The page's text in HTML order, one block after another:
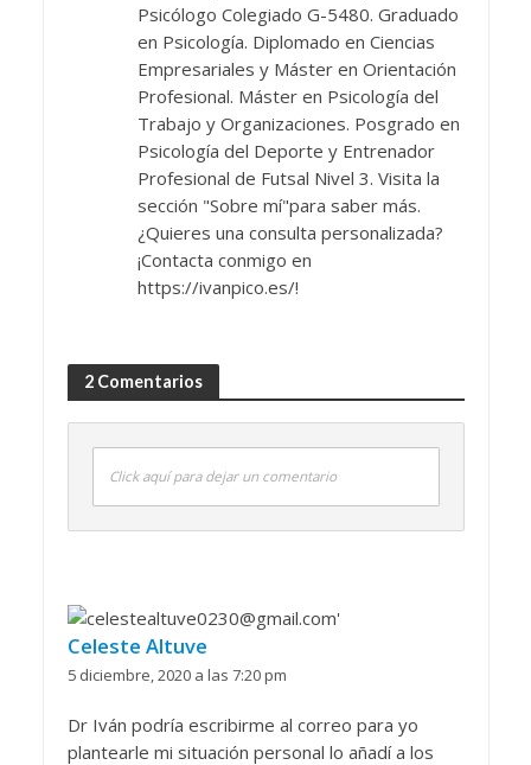
Psicólogo Colegiado G-5480. Graduado
en Psicología. Diplomado en Ciencias
Empresariales y Máster en Orientación
Profesional. Máster en Psicología del
Trabajo y Organizaciones. Posgrado en
Psicología del Deporte y Entrenador
Profesional de Futsal Nivel 3. Visita la
sección "Sobre mí"para saber más.
¿Quieres una consulta personalizada?
¡Contacta conmigo en
https://ivanpico.es/!
2 Comentarios
Click aquí para dejar un comentario
Celeste Altuve
5 diciembre, 2020 a las 7:20 pm
Dr Iván podría escribirme al correo para yo
plantearle mi situación personal lo añadí a los